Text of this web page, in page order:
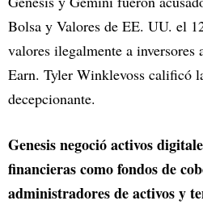
Bolsa y Valores de EE. UU. el
valores ilegalmente a inversores
Earn. Tyler Winklevoss calificó
decepcionante.
Genesis negoció activos
financieras como fondos de
administradores de activos y